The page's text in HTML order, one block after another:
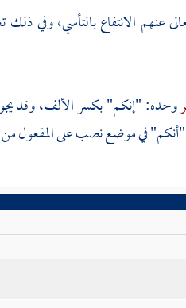
عنهم الانتفاع بالتأسي،
وحده: "إنكم" بكسر الألف، وقد
في موضع نصب على المفعول من